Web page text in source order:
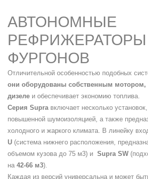
АВТОНОМНЫЕ
РЕФРИЖЕРАТОРЫ
ФУРГОНОВ
Отличительной особенностью подобных
они оборудованы собственным мотором,
дизеле и обеспечивает экономию топлива.
Серия Supra включает несколько
повышенной шумоизоляцией, а также
холодного и жаркого климата. В линейку
U (система нижнего расположения,
объемом кузова до 75 м3) и Supra SW
на 42-66 м3).
Каждая из версий универсальна и может